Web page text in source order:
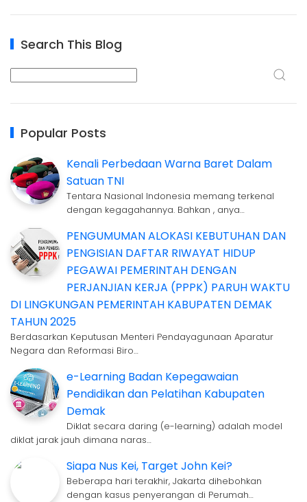
Search This Blog
Popular Posts
Kenali Perbedaan Warna Baret Dalam
Satuan TNI
Tentara Nasional Indonesia memang terkenal
dengan kegagahannya. Bahkan , anya…
PENGUMUMAN ALOKASI KEBUTUHAN DAN
PENGISIAN DAFTAR RIWAYAT HIDUP
PEGAWAI PEMERINTAH DENGAN
PERJANJIAN KERJA (PPPK) PARUH WAKTU
DI LINGKUNGAN PEMERINTAH KABUPATEN DEMAK
TAHUN 2025
Berdasarkan Keputusan Menteri Pendayagunaan Aparatur
Negara dan Reformasi Biro…
e-Learning Badan Kepegawaian
Pendidikan dan Pelatihan Kabupaten
Demak
Diklat secara daring (e-learning) adalah model
diklat jarak jauh dimana naras…
Siapa Nus Kei, Target John Kei?
Beberapa hari terakhir, Jakarta dihebohkan
dengan kasus penyerangan di Perumah…